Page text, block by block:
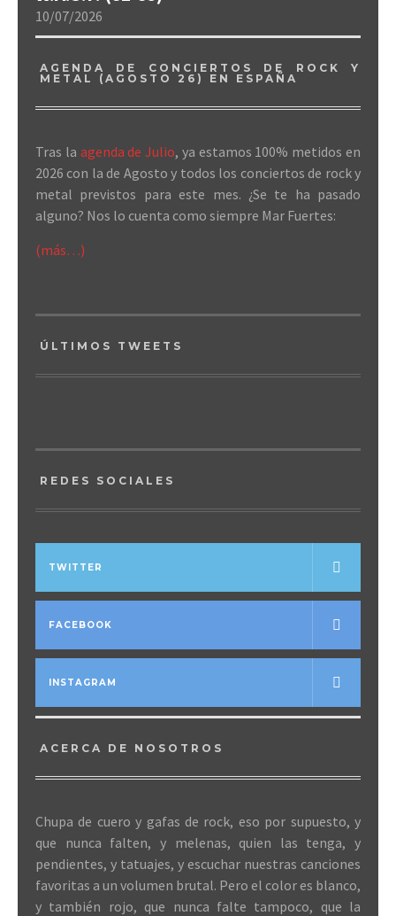
10/07/2026
AGENDA DE CONCIERTOS DE ROCK Y
METAL (AGOSTO 26) EN ESPAÑA
Tras la agenda de Julio, ya estamos 100% metidos en
2026 con la de Agosto y todos los conciertos de rock y
metal previstos para este mes. ¿Se te ha pasado
alguno? Nos lo cuenta como siempre Mar Fuertes:
(más…)
ÚLTIMOS TWEETS
REDES SOCIALES
TWITTER
FACEBOOK
INSTAGRAM
ACERCA DE NOSOTROS
Chupa de cuero y gafas de rock, eso por supuesto, y
que nunca falten, y melenas, quien las tenga, y
pendientes, y tatuajes, y escuchar nuestras canciones
favoritas a un volumen brutal. Pero el color es blanco,
y también rojo, que nunca falte tampoco, que la